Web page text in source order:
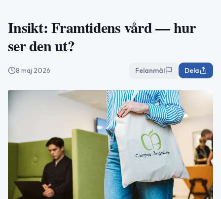
Insikt: Framtidens vård — hur
ser den ut?
8 maj 2026 Felanmäl Dela